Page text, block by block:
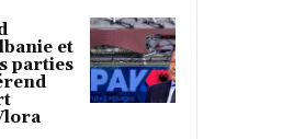
et
parties